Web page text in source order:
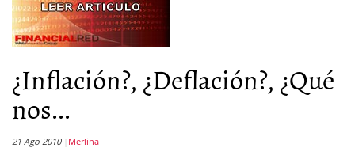
¿Inflación?, ¿Deflación?, ¿Qué
nos...
21 Ago 2010 Merlina